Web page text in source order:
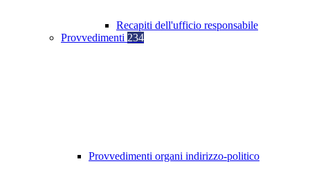
Recapiti dell'ufficio responsabile
Provvedimenti 234
Provvedimenti organi indirizzo-politico